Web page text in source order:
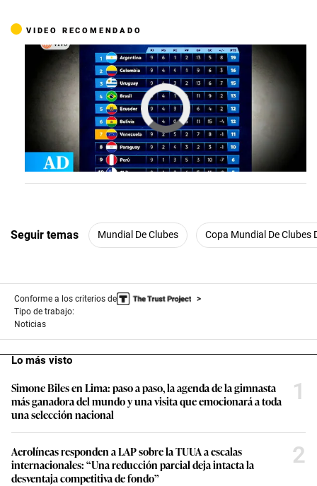
VIDEO RECOMENDADO
Seguir temas Mundial De Clubes Copa Mundial De Clubes
Conforme a los criterios de
Tipo de trabajo:
Noticias
Lo más visto
Simone Biles en Lima: paso a paso, la agenda de la gimnasta
más ganadora del mundo y una visita que emocionará a toda
una selección nacional
1
Aerolíneas responden a LAP sobre la TUUA a escalas
internacionales: “Una reducción parcial deja intacta la
desventaja competitiva de fondo”
2